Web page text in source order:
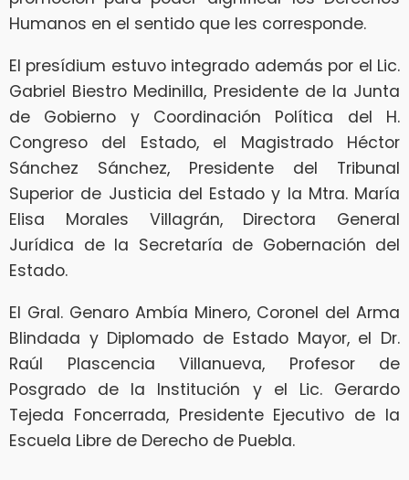
Humanos en el sentido que les corresponde.
El presídium estuvo integrado además por el Lic.
Gabriel Biestro Medinilla, Presidente de la Junta
de Gobierno y Coordinación Política del H.
Congreso del Estado, el Magistrado Héctor
Sánchez Sánchez, Presidente del Tribunal
Superior de Justicia del Estado y la Mtra. María
Elisa Morales Villagrán, Directora General
Jurídica de la Secretaría de Gobernación del
Estado.
El Gral. Genaro Ambía Minero, Coronel del Arma
Blindada y Diplomado de Estado Mayor, el Dr.
Raúl Plascencia Villanueva, Profesor de
Posgrado de la Institución y el Lic. Gerardo
Tejeda Foncerrada, Presidente Ejecutivo de la
Escuela Libre de Derecho de Puebla.